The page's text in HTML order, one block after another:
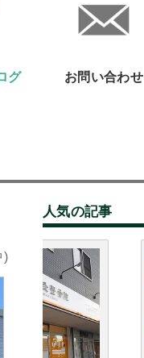
グ お問い合わせ
)
人気の記事